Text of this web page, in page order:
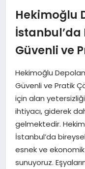
EĞITIM
GÜNDEM
SPOR
EKONOMI
MAGAZIN
OTOMOBIL
Hekimoğlu
İstanbul’da
Güvenli ve
Hekimoğlu
Güvenli ve Pratik
için alan
ihtiyacı, giderek
gelmektedir.
İstanbul’da
esnek ve
sunuyoruz.